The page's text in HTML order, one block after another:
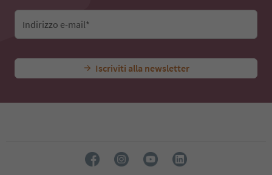
Indirizzo e-mail*
Iscriviti alla newsletter